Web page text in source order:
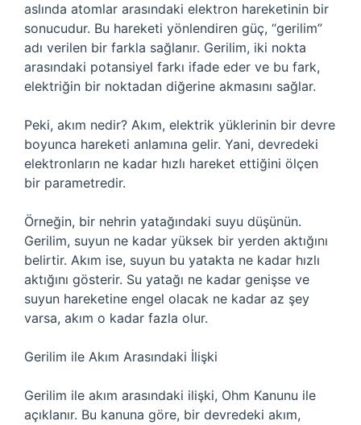
aslında atomlar arasındaki elektron hareketinin bir
sonucudur. Bu hareketi yönlendiren güç, “gerilim”
adı verilen bir farkla sağlanır. Gerilim, iki nokta
arasındaki potansiyel farkı ifade eder ve bu fark,
elektriğin bir noktadan diğerine akmasını sağlar.
Peki, akım nedir? Akım, elektrik yüklerinin bir devre
boyunca hareketi anlamına gelir. Yani, devredeki
elektronların ne kadar hızlı hareket ettiğini ölçen
bir parametredir.
Örneğin, bir nehrin yatağındaki suyu düşünün.
Gerilim, suyun ne kadar yüksek bir yerden aktığını
belirtir. Akım ise, suyun bu yatakta ne kadar hızlı
aktığını gösterir. Su yatağı ne kadar genişse ve
suyun hareketine engel olacak ne kadar az şey
varsa, akım o kadar fazla olur.
Gerilim ile Akım Arasındaki İlişki
Gerilim ile akım arasındaki ilişki, Ohm Kanunu ile
açıklanır. Bu kanuna göre, bir devredeki akım,